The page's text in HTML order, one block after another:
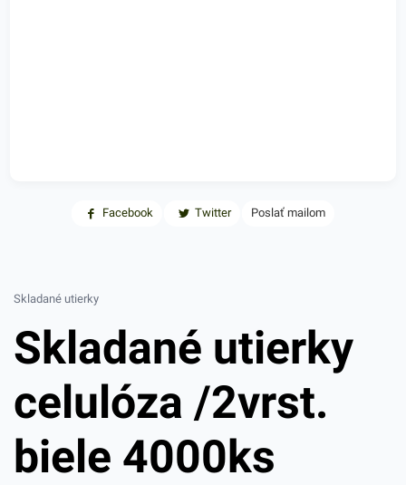
Facebook Twitter Poslať mailom
Skladané utierky
Skladané utierky
celulóza /2vrst.
biele 4000ks